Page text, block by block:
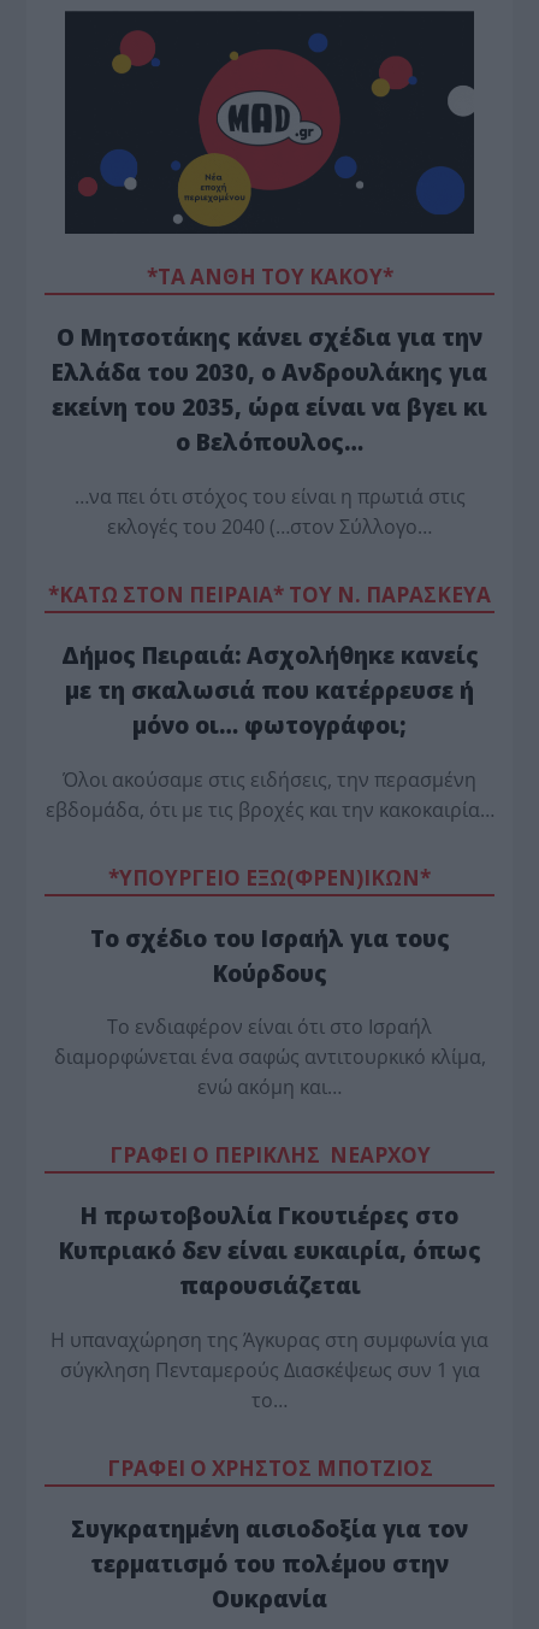
*ΤΑ ΆΝΘΗ ΤΟΥ ΚΑΚΟΎ*
Ο Μητσοτάκης κάνει σχέδια για την
Ελλάδα του 2030, ο Ανδρουλάκης για
εκείνη του 2035, ώρα είναι να βγει κι
ο Βελόπουλος…
…να πει ότι στόχος του είναι η πρωτιά στις
εκλογές του 2040 (…στον Σύλλογο…
*ΚΑΤΩ ΣΤΟΝ ΠΕΙΡΑΙΑ* ΤΟΥ Ν. ΠΑΡΑΣΚΕΥΑ
Δήμος Πειραιά: Ασχολήθηκε κανείς
με τη σκαλωσιά που κατέρρευσε ή
μόνο οι… φωτογράφοι;
Όλοι ακούσαμε στις ειδήσεις, την περασμένη
εβδομάδα, ότι με τις βροχές και την κακοκαιρία…
*ΥΠΟΥΡΓΕΙΟ ΕΞΩ(ΦΡΕΝ)ΙΚΩΝ*
Το σχέδιο του Ισραήλ για τους
Κούρδους
Το ενδιαφέρον είναι ότι στο Ισραήλ
διαμορφώνεται ένα σαφώς αντιτουρκικό κλίμα,
ενώ ακόμη και…
ΓΡΑΦΕΙ Ο ΠΕΡΙΚΛΗΣ ΝΕΑΡΧΟΥ
Η πρωτοβουλία Γκουτιέρες στο
Κυπριακό δεν είναι ευκαιρία, όπως
παρουσιάζεται
Η υπαναχώρηση της Άγκυρας στη συμφωνία για
σύγκληση Πενταμερούς Διασκέψεως συν 1 για
το…
ΓΡΑΦΕΙ Ο ΧΡΗΣΤΟΣ ΜΠΟΤΖΙΟΣ
Συγκρατημένη αισιοδοξία για τον
τερματισμό του πολέμου στην
Ουκρανία